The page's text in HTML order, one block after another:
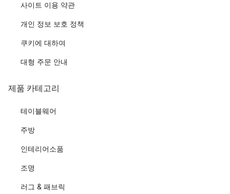
사이트 이용 약관
개인 정보 보호 정책
쿠키에 대하여
대형 주문 안내
제품 카테고리
테이블웨어
주방
인테리어소품
조명
러그 & 패브릭